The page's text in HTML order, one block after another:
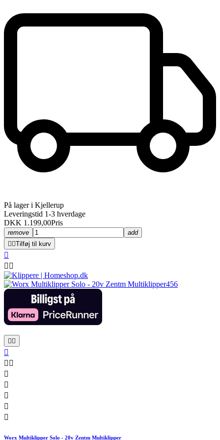
På lager i Kjellerup
Leveringstid 1-3 hverdage
DKK 1.199,00Pris
remove
add
 Tilføj til kurv

 
 

 





Worx Multiklipper Solo - 20v Zentm Multiklipper